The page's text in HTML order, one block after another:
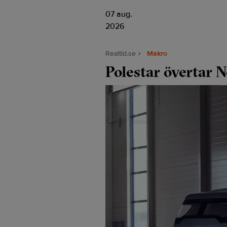
07 aug.
2026
Realtid.se Makro
Polestar övertar